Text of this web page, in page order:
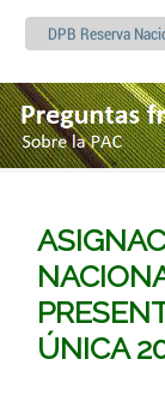
ÚNICA
DPB Reserva